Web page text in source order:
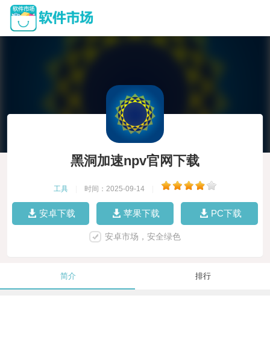
黑洞加速npv官网下载
工具 时间：2025-09-14
安卓下载 苹果下载 PC下载
安卓市场，安全绿色
简介 排行